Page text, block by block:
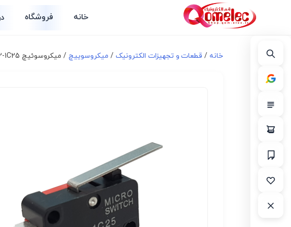
خانه فروشگاه
خانه / قطعات و تجهیزات الکترونیک / میکروسوییچ / میکروسوئیچ V-152-1C25